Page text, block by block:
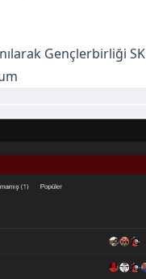
Gençlerbirliği SK